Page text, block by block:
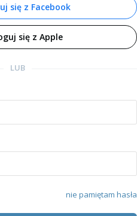
się z Facebook
się z Apple
LUB
nie pamiętam hasła